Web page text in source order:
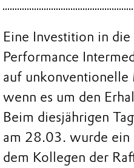
Eine Investition in
Performance
auf
wenn es um den
Beim diesjährigen
am 28.03. wurde
dem Kollegen der